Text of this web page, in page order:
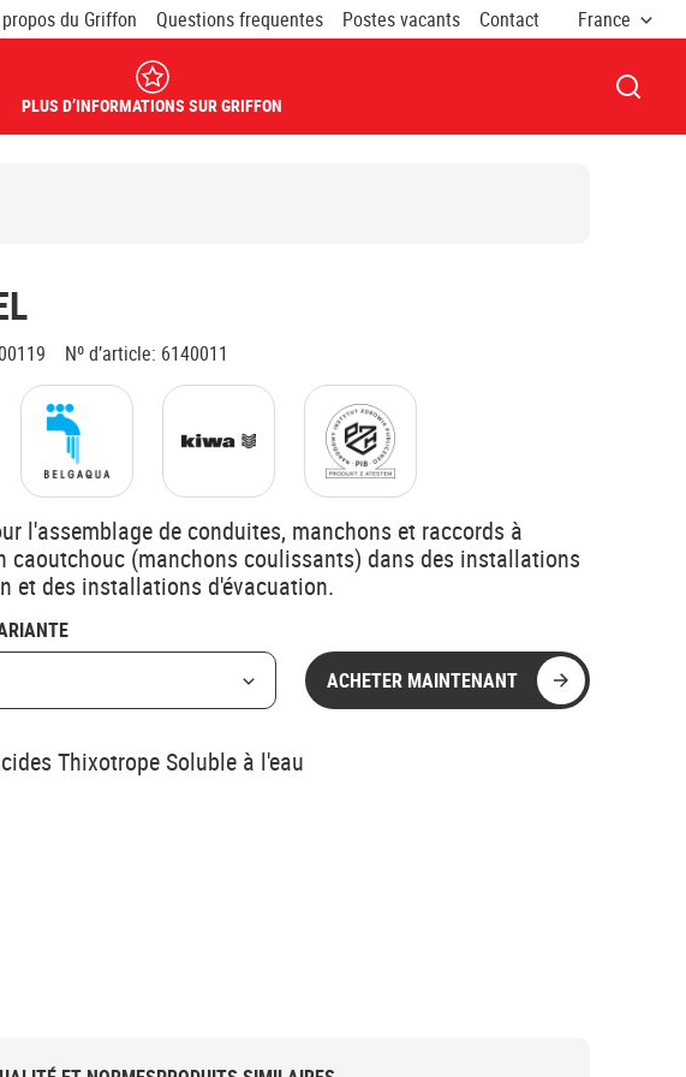
du Griffon Questions frequentes Postes vacants Contact France
PLUS D’INFORMATIONS SUR GRIFFON
Nº d’article: 6140011
l'assemblage de conduites, manchons et raccords à
caoutchouc (manchons coulissants) dans des installations
et des installations d'évacuation.
ACHETER MAINTENANT
Thixotrope Soluble à l'eau